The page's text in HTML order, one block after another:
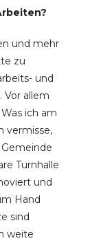
und mehr
zu
und
allem
ich am
vermisse,
Turnhalle
und
Hand
sind
weite